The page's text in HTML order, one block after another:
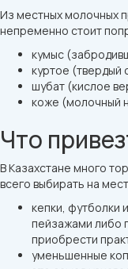
Из местных молочных
непременно стоит
кумыс
куртое (твердый
шубат (кислое
коже (молочный
Что
В Казахстане много
всего выбирать на
кепки, футболки
пейзажами либо
приобрести
уменьшенные